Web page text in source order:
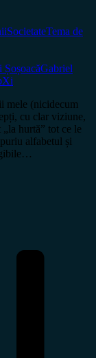
SocietateTema de
Gabriel
Xi
(nicidecum
cu clar viziune,
hurtă” tot ce le
alfabetul și